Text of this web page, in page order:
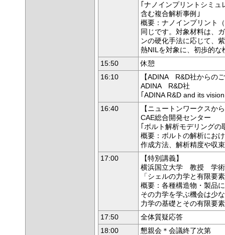
｢ナノインプリントシミ
含む複合解析事例｣
概要：ナノインプリント
同じです。対象材料は、
ンの硬化手法に応じて、
熱NILを対象に、初歩的な
15:50
休憩
16:10
【ADINA R&D社からの
ADINA R&D社
｢ADINA R&D and its
16:40
【ニュートンワークスか
CAE総合開発センター
｢ボルト解析モデリングの
概要：ボルトの解析にお
作成方法、解析精度や収
17:00
【特別講義】
横浜国立大学 教授 学
「シェルの力学と有限要
概要：各種構造物・製品
その力学を学ぶ機会は少
力学の基礎とその有限要
17:50
全体質疑応答
18:00
懇親会＊会議終了次第